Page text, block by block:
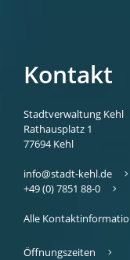
Kontakt
Stadtverwaltung Kehl
Rathausplatz 1
77694 Kehl
info@stadt-kehl.de
+49 (0) 7851 88-0
Alle
Öffnungszeiten